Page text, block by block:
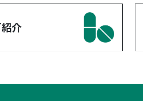
介